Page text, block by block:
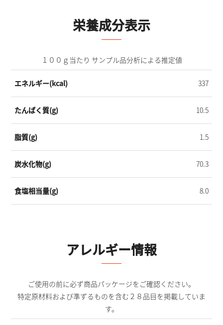
栄養成分表示
１００ｇ当たり サンプル品分析による推定値
エネルギー(kcal) 337
たんぱく質(g) 10.5
脂質(g) 1.5
炭水化物(g) 70.3
食塩相当量(g) 8.0
アレルギー情報
ご使用の前に必ず商品パッケージをご確認ください。
特定原材料および準ずるものを含む２８品目を掲載していま
す。